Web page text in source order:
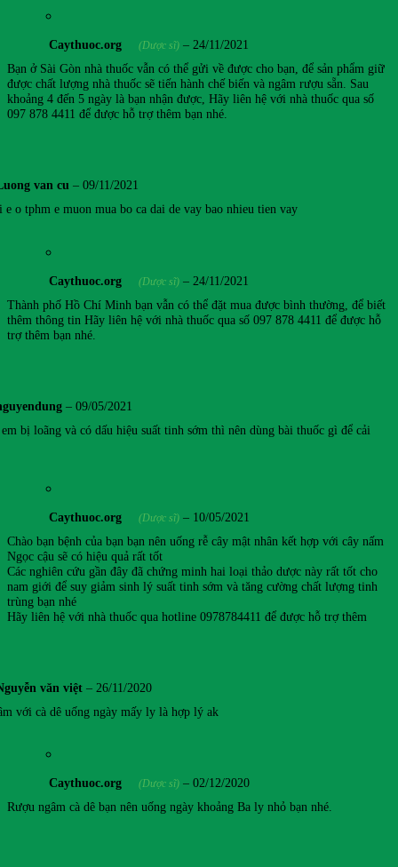
Caythuoc.org (Dược sĩ) – 24/11/2021
Bạn ở Sài Gòn nhà thuốc vẫn có thể gửi về được cho bạn, để sản phẩm giữ
được chất lượng nhà thuốc sẽ tiến hành chế biến và ngâm rượu sẵn. Sau
khoảng 4 đến 5 ngày là bạn nhận được, Hãy liên hệ với nhà thuốc qua số
097 878 4411 để được hỗ trợ thêm bạn nhé.
van cu – 09/11/2021
e o tphm e muon mua bo ca dai de vay bao nhieu tien vay
Caythuoc.org (Dược sĩ) – 24/11/2021
Thành phố Hồ Chí Minh bạn vẫn có thể đặt mua được bình thường, để biết
thêm thông tin Hãy liên hệ với nhà thuốc qua số 097 878 4411 để được hỗ
trợ thêm bạn nhé.
– 09/05/2021
bị loãng và có dấu hiệu suất tinh sớm thì nên dùng bài thuốc gì để cải
Caythuoc.org (Dược sĩ) – 10/05/2021
Chào bạn bệnh của bạn bạn nên uống rễ cây mật nhân kết hợp với cây nấm
Ngọc cậu sẽ có hiệu quả rất tốt
Các nghiên cứu gần đây đã chứng minh hai loại thảo dược này rất tốt cho
nam giới để suy giảm sinh lý suất tinh sớm và tăng cường chất lượng tinh
trùng bạn nhé
Hãy liên hệ với nhà thuốc qua hotline 0978784411 để được hỗ trợ thêm
văn việt – 26/11/2020
với cà dê uống ngày mấy ly là hợp lý ak
Caythuoc.org (Dược sĩ) – 02/12/2020
Rượu ngâm cà dê bạn nên uống ngày khoảng Ba ly nhỏ bạn nhé.